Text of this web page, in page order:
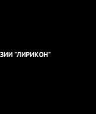
"ЛИРИКОН"